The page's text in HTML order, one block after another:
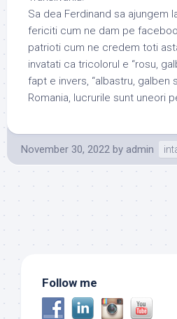
Sa dea Ferdinand sa ajungem
fericiti cum ne dam pe
patrioti cum ne credem toti
invatati ca tricolorul e “rosu,
fapt e invers, “albastru, galben
Romania, lucrurile sunt uneori
November 30, 2022 by admin
Follow me